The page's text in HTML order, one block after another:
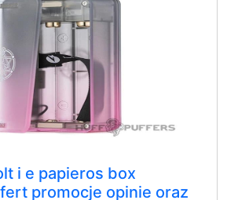
i e papieros box
promocje opinie oraz